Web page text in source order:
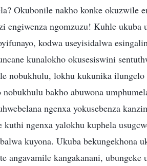
Okubonile nakho konke okuzwile
engiwenza ngomzuzu! Kuhle ukuba
kodwa useyisidalwa
kunalokho okusesiswini
nobukhulu, lokhu kukunika
bakho abuwona
ngenxa yokusebenza
kuthi ngenxa yalokhu kuphela
kuyona. Ukuba bekungekhona
angavamile kangakanani,